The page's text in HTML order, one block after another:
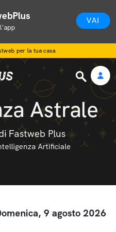
VAI
per la tua casa
Astrale
Fastweb Plus
Artificiale
9 agosto 2026